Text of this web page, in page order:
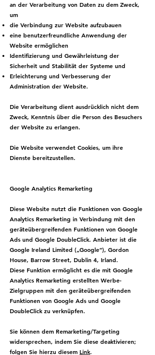
an der Verarbeitung von Daten zu dem Zweck,
um
die Verbindung zur Website aufzubauen
eine benutzerfreundliche Anwendung der
Website ermöglichen
Identifizierung und Gewährleistung der
Sicherheit und Stabilität der Systeme und
Erleichterung und Verbesserung der
Administration der Website.
Die Verarbeitung dient ausdrücklich nicht dem
Zweck, Kenntnis über die Person des Besuchers
der Website zu erlangen.
Die Website verwendet Cookies, um ihre
Dienste bereitzustellen.
Google Analytics Remarketing
Diese Website nutzt die Funktionen von Google
Analytics Remarketing in Verbindung mit den
geräteübergreifenden Funktionen von Google
Ads und Google DoubleClick. Anbieter ist die
Google Ireland Limited („Google“), Gordon
House, Barrow Street, Dublin 4, Irland.
Diese Funktion ermöglicht es die mit Google
Analytics Remarketing erstellten Werbe-
Zielgruppen mit den geräteübergreifenden
Funktionen von Google Ads und Google
DoubleClick zu verknüpfen.
Sie können dem Remarketing/Targeting
widersprechen, indem Sie diese deaktivieren;
folgen Sie hierzu diesem Link.